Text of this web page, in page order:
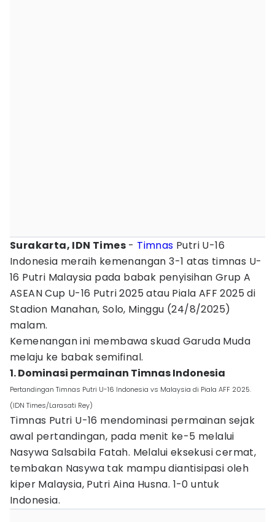
Surakarta, IDN Times - Timnas Putri U-16
Indonesia meraih kemenangan 3-1 atas timnas U-
16 Putri Malaysia pada babak penyisihan Grup A
ASEAN Cup U-16 Putri 2025 atau Piala AFF 2025 di
Stadion Manahan, Solo, Minggu (24/8/2025)
malam.
Kemenangan ini membawa skuad Garuda Muda
melaju ke babak semifinal.
1. Dominasi permainan Timnas Indonesia
Pertandingan Timnas Putri U-16 Indonesia vs Malaysia di Piala AFF 2025.
(IDN Times/Larasati Rey)
Timnas Putri U-16 mendominasi permainan sejak
awal pertandingan, pada menit ke-5 melalui
Nasywa Salsabila Fatah. Melalui eksekusi cermat,
tembakan Nasywa tak mampu diantisipasi oleh
kiper Malaysia, Putri Aina Husna. 1-0 untuk
Indonesia.